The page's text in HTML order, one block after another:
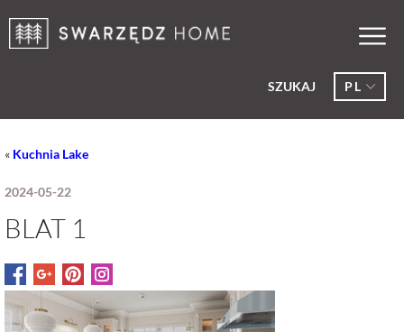
PL
SZUKAJ
« Kuchnia Lake
2024-05-22
BLAT 1